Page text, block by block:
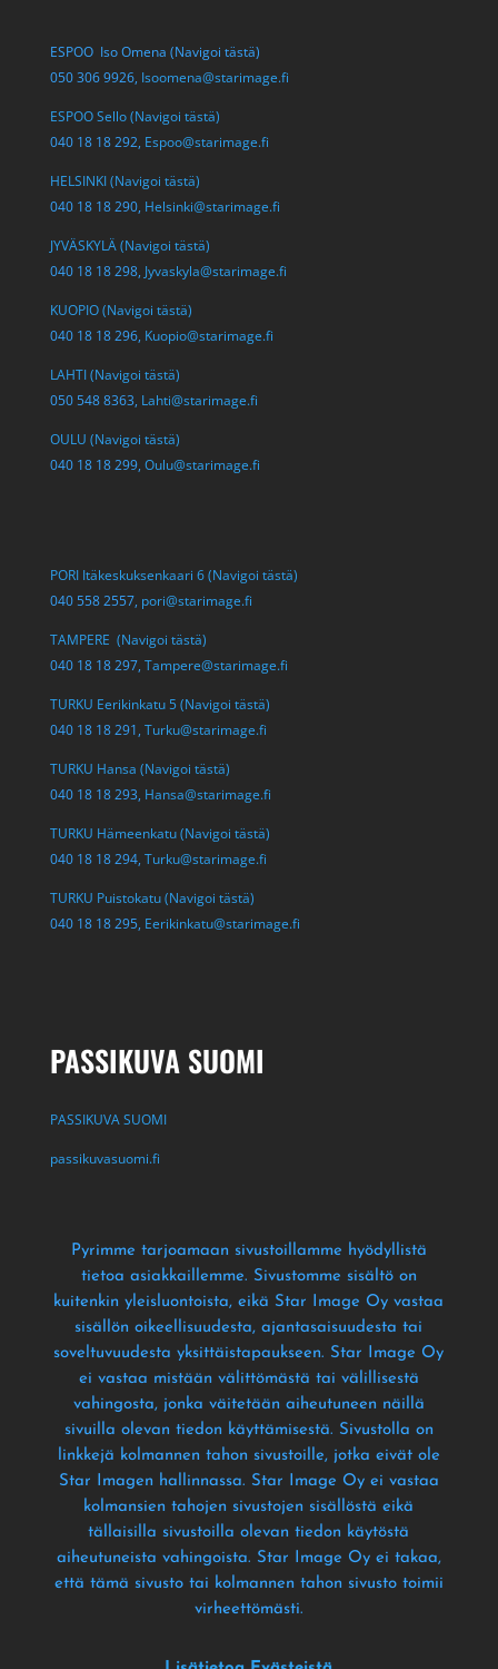
ESPOO Iso Omena (Navigoi tästä)
050 306 9926, Isoomena@starimage.fi
ESPOO Sello (Navigoi tästä)
040 18 18 292, Espoo@starimage.fi
HELSINKI (Navigoi tästä)
040 18 18 290, Helsinki@starimage.fi
JYVÄSKYLÄ (Navigoi tästä)
040 18 18 298, Jyvaskyla@starimage.fi
KUOPIO (Navigoi tästä)
040 18 18 296, Kuopio@starimage.fi
LAHTI (Navigoi tästä)
050 548 8363, Lahti@starimage.fi
OULU (Navigoi tästä)
040 18 18 299, Oulu@starimage.fi
PORI Itäkeskuksenkaari 6 (Navigoi tästä)
040 558 2557, pori@starimage.fi
TAMPERE (Navigoi tästä)
040 18 18 297, Tampere@starimage.fi
TURKU Eerikinkatu 5 (Navigoi tästä)
040 18 18 291, Turku@starimage.fi
TURKU Hansa (Navigoi tästä)
040 18 18 293, Hansa@starimage.fi
TURKU Hämeenkatu (Navigoi tästä)
040 18 18 294, Turku@starimage.fi
TURKU Puistokatu (Navigoi tästä)
040 18 18 295, Eerikinkatu@starimage.fi
PASSIKUVA SUOMI
PASSIKUVA SUOMI
passikuvasuomi.fi
Pyrimme tarjoamaan sivustoillamme hyödyllistä
tietoa asiakkaillemme. Sivustomme sisältö on
kuitenkin yleisluontoista, eikä Star Image Oy vastaa
sisällön oikeellisuudesta, ajantasaisuudesta tai
soveltuvuudesta yksittäistapaukseen. Star Image Oy
ei vastaa mistään välittömästä tai välillisestä
vahingosta, jonka väitetään aiheutuneen näillä
sivuilla olevan tiedon käyttämisestä. Sivustolla on
linkkejä kolmannen tahon sivustoille, jotka eivät ole
Star Imagen hallinnassa. Star Image Oy ei vastaa
kolmansien tahojen sivustojen sisällöstä eikä
tällaisilla sivustoilla olevan tiedon käytöstä
aiheutuneista vahingoista. Star Image Oy ei takaa,
että tämä sivusto tai kolmannen tahon sivusto toimii
virheettömästi.